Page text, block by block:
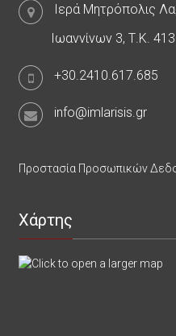
Ιερά Μητρόπολις
Ιωαννίνων 3, Τ.Κ.
+30.2410.617.685
info@imlarisis.gr
Προστασία Προσωπικών
Χάρτης